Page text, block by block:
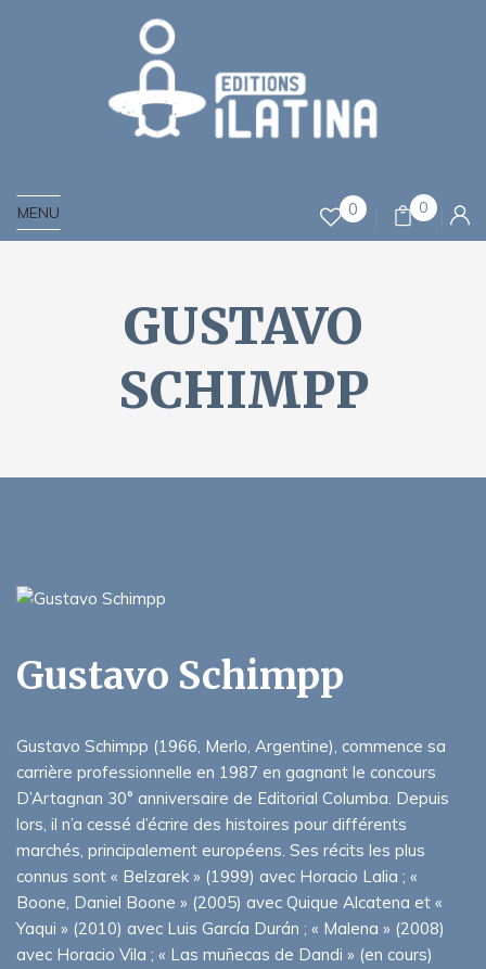
MENU 0 0
GUSTAVO
SCHIMPP
Gustavo Schimpp
Gustavo Schimpp (1966, Merlo, Argentine), commence sa
carrière professionnelle en 1987 en gagnant le concours
D’Artagnan 30° anniversaire de Editorial Columba. Depuis
lors, il n’a cessé d’écrire des histoires pour différents
marchés, principalement européens. Ses récits les plus
connus sont « Belzarek » (1999) avec Horacio Lalia ; «
Boone, Daniel Boone » (2005) avec Quique Alcatena et «
Yaqui » (2010) avec Luis García Durán ; « Malena » (2008)
avec Horacio Vila ; « Las muñecas de Dandi » (en cours)